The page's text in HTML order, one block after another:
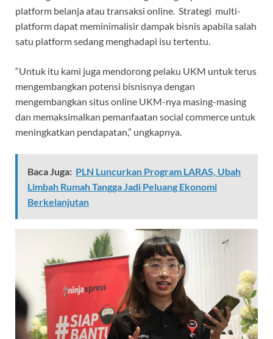
platform belanja atau transaksi online. Strategi multi-
platform dapat meminimalisir dampak bisnis apabila salah
satu platform sedang menghadapi isu tertentu.
“Untuk itu kami juga mendorong pelaku UKM untuk terus
mengembangkan potensi bisnisnya dengan
mengembangkan situs online UKM-nya masing-masing
dan memaksimalkan pemanfaatan social commerce untuk
meningkatkan pendapatan,” ungkapnya.
Baca Juga: PLN Luncurkan Program LARAS, Ubah
Limbah Rumah Tangga Jadi Peluang Ekonomi
Berkelanjutan